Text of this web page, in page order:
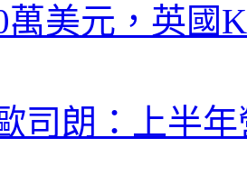
萬美元，英國
司朗：上半